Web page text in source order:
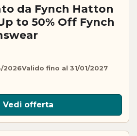
da Fynch Hatton
to 50% Off Fynch
2026Valido fino al 31/01/2027
Vedi offerta